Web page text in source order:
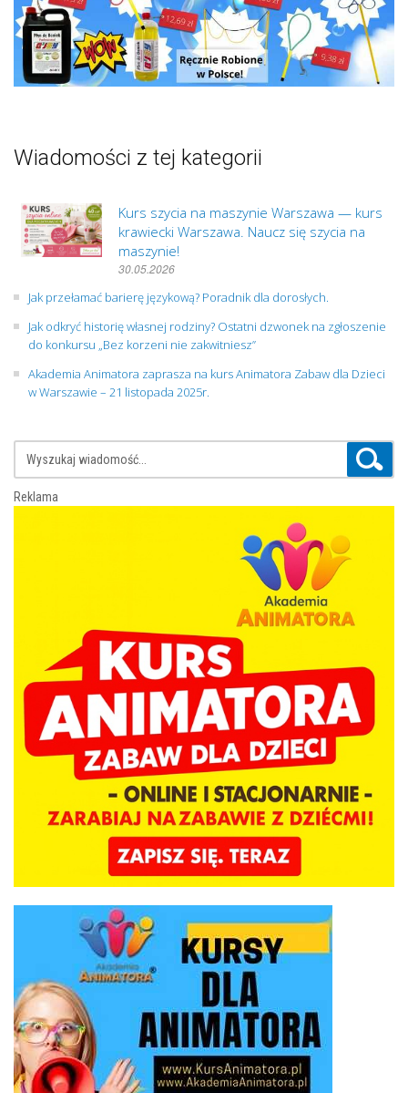
Wiadomości z tej kategorii
Kurs szycia na maszynie Warszawa — kurs
krawiecki Warszawa. Naucz się szycia na
maszynie!
30.05.2026
Jak przełamać barierę językową? Poradnik dla dorosłych.
Jak odkryć historię własnej rodziny? Ostatni dzwonek na zgłoszenie
do konkursu „Bez korzeni nie zakwitniesz”
Akademia Animatora zaprasza na kurs Animatora Zabaw dla Dzieci
w Warszawie – 21 listopada 2025r.
Reklama